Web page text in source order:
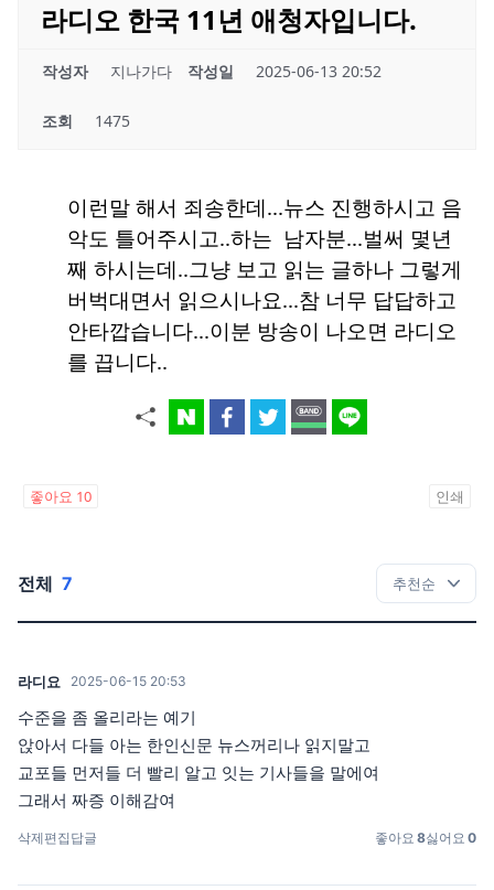
라디오 한국 11년 애청자입니다.
작성자 지나가다 작성일 2025-06-13 20:52
조회 1475
이런말 해서 죄송한데...뉴스 진행하시고 음
악도 틀어주시고..하는 남자분...벌써 몇년
째 하시는데..그냥 보고 읽는 글하나 그렇게
버벅대면서 읽으시나요...참 너무 답답하고
안타깝습니다...이분 방송이 나오면 라디오
를 끕니다..
좋아요 10 인쇄
전체 7
라디요 2025-06-15 20:53
수준을 좀 올리라는 예기
앉아서 다들 아는 한인신문 뉴스꺼리나 읽지말고
교포들 먼저들 더 빨리 알고 잇는 기사들을 말에여
그래서 짜증 이해감여
삭제편집 답글 좋아요 8싫어요 0